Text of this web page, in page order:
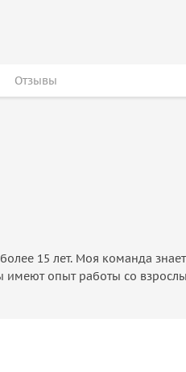
Отзывы
15 лет. Моя команда
опыт работы со